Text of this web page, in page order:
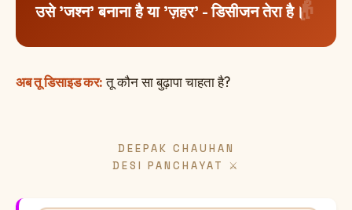
उसे 'जश्न' बनाना है या 'ज़हर' - डिसीजन तेरा है।
अब तू डिसाइड कर:तू कौन सा बुढ़ापा चाहता है?
DEEPAK CHAUHAN
DESI PANCHAYAT ⚔️